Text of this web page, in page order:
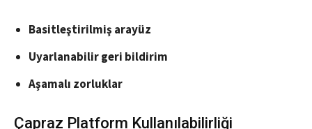
Basitleştirilmiş arayüz
Uyarlanabilir geri bildirim
Aşamalı zorluklar
Çapraz Platform Kullanılabilirliği